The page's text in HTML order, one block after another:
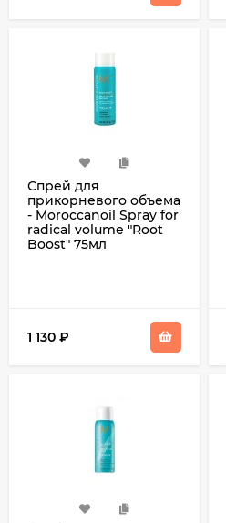
Спрей для
прикорневого объема
- Moroccanoil Spray for
radical volume "Root
Boost" 75мл
1 130 ₽